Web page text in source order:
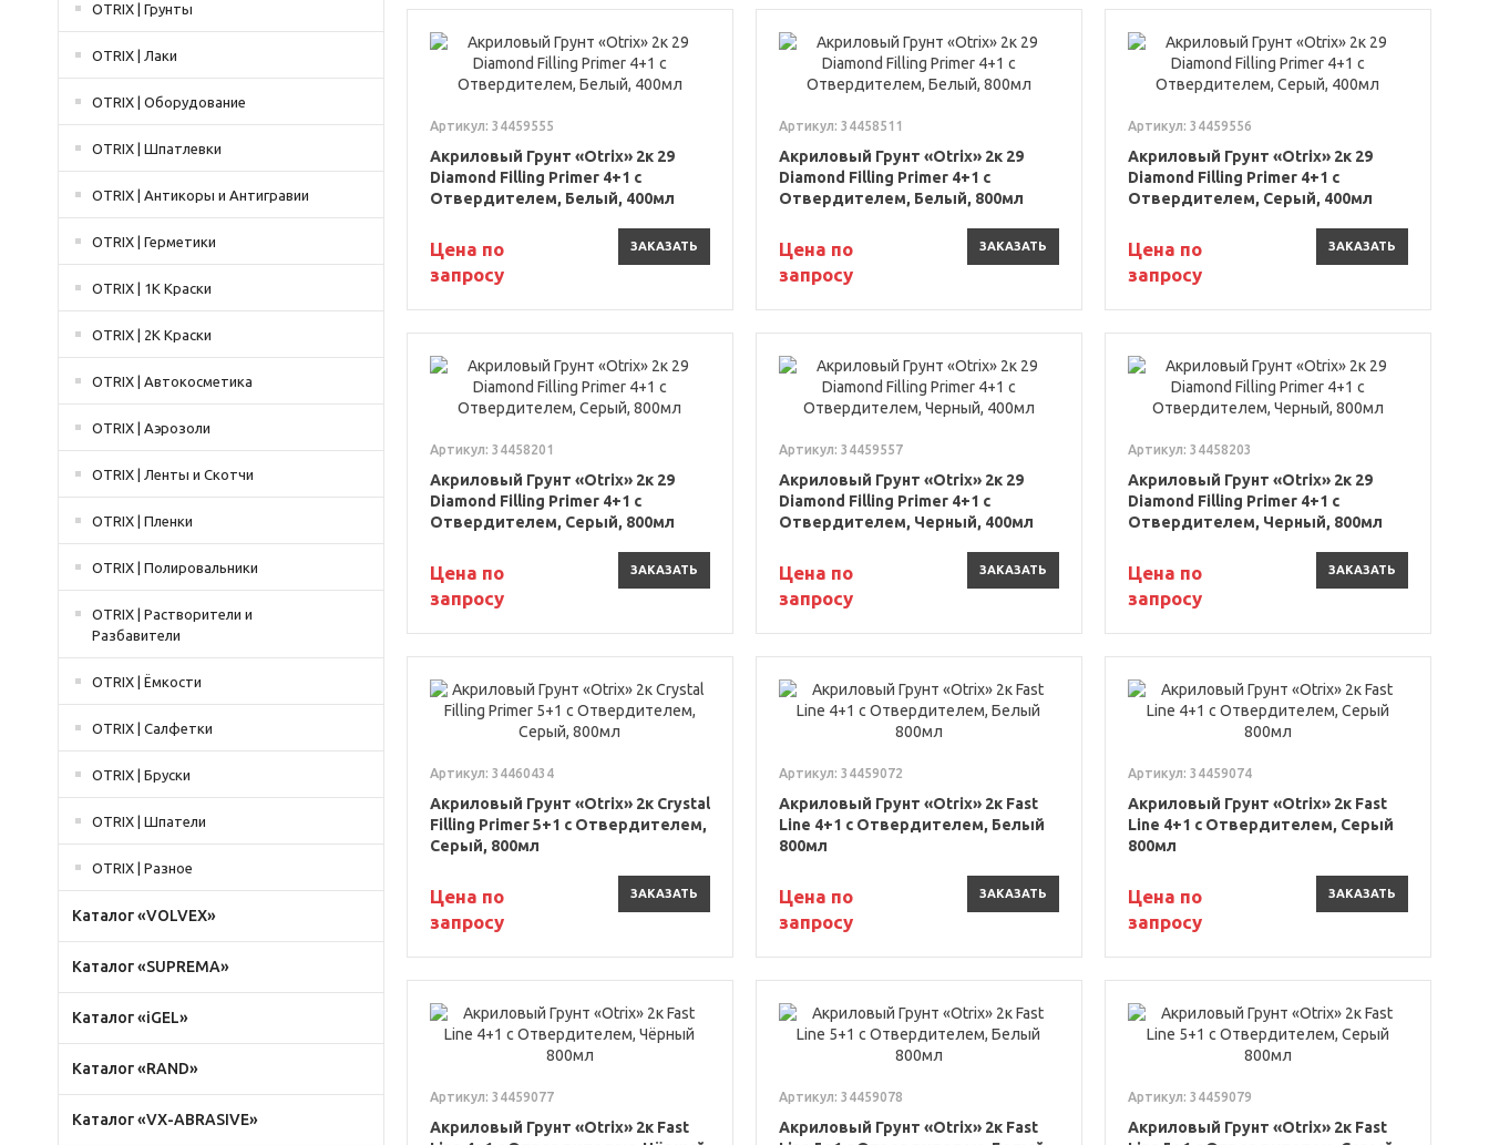
OTRIX | Грунты
OTRIX | Лаки
OTRIX | Оборудование
OTRIX | Шпатлевки
OTRIX | Антикоры и Антигравии
OTRIX | Герметики
OTRIX | 1К Краски
OTRIX | 2К Краски
OTRIX | Автокосметика
OTRIX | Аэрозоли
OTRIX | Ленты и Скотчи
OTRIX | Пленки
OTRIX | Полировальники
OTRIX | Растворители и
Разбавители
OTRIX | Ёмкости
OTRIX | Салфетки
OTRIX | Бруски
OTRIX | Шпатели
OTRIX | Разное
Каталог «VOLVEX»
Каталог «SUPREMA»
Каталог «iGEL»
Каталог «RAND»
Каталог «VX-ABRASIVE»
Артикул: 34459555
Акриловый Грунт «Otrix» 2к 29
Diamond Filling Primer 4+1 с
Отвердителем, Белый, 400мл
Цена по
запросу
ЗАКАЗАТЬ
Артикул: 34458511
Акриловый Грунт «Otrix» 2к 29
Diamond Filling Primer 4+1 с
Отвердителем, Белый, 800мл
Цена по
запросу
ЗАКАЗАТЬ
Артикул: 34459556
Акриловый Грунт «Otrix» 2к 29
Diamond Filling Primer 4+1 с
Отвердителем, Серый, 400мл
Цена по
запросу
ЗАКАЗАТЬ
Артикул: 34458201
Акриловый Грунт «Otrix» 2к 29
Diamond Filling Primer 4+1 с
Отвердителем, Серый, 800мл
Цена по
запросу
ЗАКАЗАТЬ
Артикул: 34459557
Акриловый Грунт «Otrix» 2к 29
Diamond Filling Primer 4+1 с
Отвердителем, Черный, 400мл
Цена по
запросу
ЗАКАЗАТЬ
Артикул: 34458203
Акриловый Грунт «Otrix» 2к 29
Diamond Filling Primer 4+1 с
Отвердителем, Черный, 800мл
Цена по
запросу
ЗАКАЗАТЬ
Артикул: 34460434
Акриловый Грунт «Otrix» 2к Crystal
Filling Primer 5+1 с Отвердителем,
Серый, 800мл
Цена по
запросу
ЗАКАЗАТЬ
Артикул: 34459072
Акриловый Грунт «Otrix» 2к Fast
Line 4+1 с Отвердителем, Белый
800мл
Цена по
запросу
ЗАКАЗАТЬ
Артикул: 34459074
Акриловый Грунт «Otrix» 2к Fast
Line 4+1 с Отвердителем, Серый
800мл
Цена по
запросу
ЗАКАЗАТЬ
Артикул: 34459077
Акриловый Грунт «Otrix» 2к Fast
Артикул: 34459078
Акриловый Грунт «Otrix» 2к Fast
Артикул: 34459079
Акриловый Грунт «Otrix» 2к Fast